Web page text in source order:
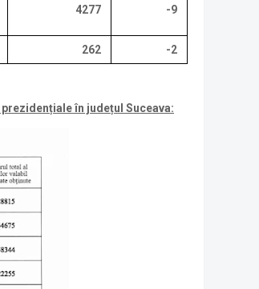
4277 -9
262 -2
în județul Suceava: